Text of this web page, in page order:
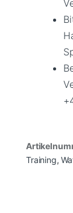
Training,